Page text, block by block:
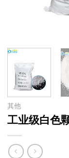
其他
工业级白色